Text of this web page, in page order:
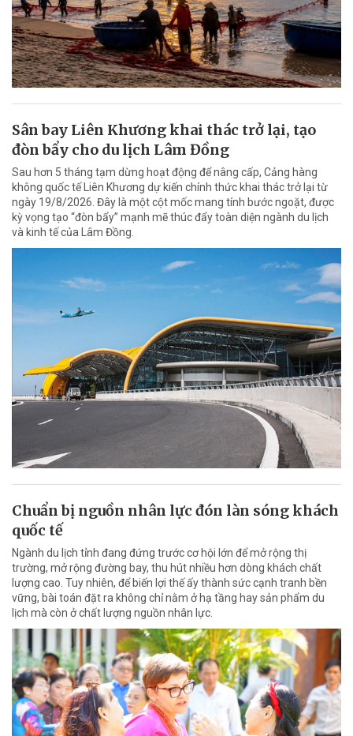
Sân bay Liên Khương khai thác trở lại, tạo
đòn bẩy cho du lịch Lâm Đồng
Sau hơn 5 tháng tạm dừng hoạt động để nâng cấp, Cảng hàng
không quốc tế Liên Khương dự kiến chính thức khai thác trở lại từ
ngày 19/8/2026. Đây là một cột mốc mang tính bước ngoặt, được
kỳ vọng tạo “đòn bẩy” mạnh mẽ thúc đẩy toàn diện ngành du lịch
và kinh tế của Lâm Đồng.
Chuẩn bị nguồn nhân lực đón làn sóng khách
quốc tế
Ngành du lịch tỉnh đang đứng trước cơ hội lớn để mở rộng thị
trường, mở rộng đường bay, thu hút nhiều hơn dòng khách chất
lượng cao. Tuy nhiên, để biến lợi thế ấy thành sức cạnh tranh bền
vững, bài toán đặt ra không chỉ nằm ở hạ tầng hay sản phẩm du
lịch mà còn ở chất lượng nguồn nhân lực.